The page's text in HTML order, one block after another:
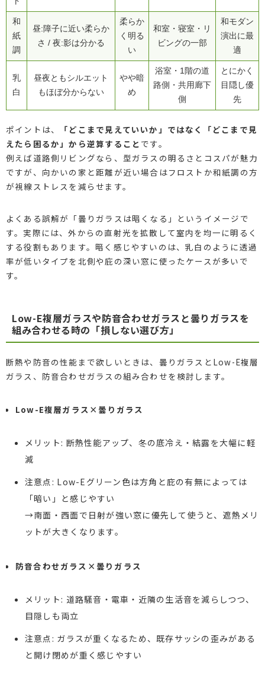
和
紙
調
昼:障子に近い柔らか
さ / 夜:影は分かる
柔らか
く明る
い
和室・寝室・リ
ビングの一部
和モダン
演出に最
適
乳
白
昼夜ともシルエット
もほぼ分からない
やや暗
め
浴室・1階の道
路側・共用廊下
側
とにかく
目隠し優
先
ポイントは、
「どこまで見えていいか」ではなく「どこまで見
えたら困るか」から逆算すること です。
例えば道路側リビングなら、型ガラスの明るさとコスパが魅力
ですが、向かいの家と距離が近い場合はフロストか和紙調の方
が視線ストレスを減らせます。
よくある誤解が「曇りガラスは暗くなる」というイメージで
す。実際には、外からの直射光を拡散して室内を均一に明るく
する役割もあります。暗く感じやすいのは、乳白のように透過
率が低いタイプを北側や庇の深い窓に使ったケースが多いで
す。
Low-E複層ガラスや防音合わせガラスと曇りガラスを
組み合わせる時の「損しない選び方」
断熱や防音の性能まで欲しいときは、曇りガラスとLow-E複層
ガラス、防音合わせガラスの組み合わせを検討します。
Low-E複層ガラス×曇りガラス
メリット: 断熱性能アップ、冬の底冷え・結露を大幅に軽
減
注意点: Low-Eグリーン色は方角と庇の有無によっては
「暗い」と感じやすい
→南面・西面で日射が強い窓に優先して使うと、遮熱メリ
ットが大きくなります。
防音合わせガラス×曇りガラス
メリット: 道路騒音・電車・近隣の生活音を減らしつつ、
目隠しも両立
注意点: ガラスが重くなるため、既存サッシの歪みがある
と開け閉めが重く感じやすい